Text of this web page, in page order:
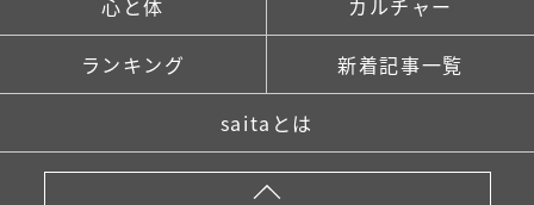
心と体 カルチャー
ランキング 新着記事一覧
saitaとは